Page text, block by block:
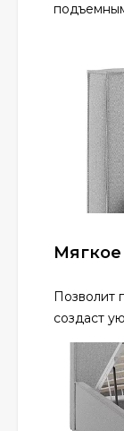
Мягкое
Позволит
создаст